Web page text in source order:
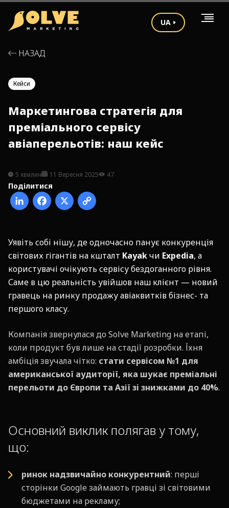
UA
НАЗАД
Кейси
Маркетингова стратегія для
преміального сервісу
авіаперельотів: наш кейс
5 хвилин 11 Вересня 2025 47
Поділитися
Уявіть собі нішу, де одночасно панує конкуренція
світових гігантів на кшталт Kayakчи Expedia, а
користувачі очікують сервісу бездоганного рівня.
Саме в цю реальність увійшов наш клієнт — новий
гравець на ринку продажу авіаквитків бізнес- та
першого класу.
Компанія звернулася до Solve Marketing на етапі,
коли продукт був лише на стадії розробки. Їхня
амбіція звучала чітко: стати сервісом №1 для
американської аудиторії, яка шукає преміальні
перельоти до Європи та Азії зі знижками до 40%.
Основний виклик полягав у тому,
що:
ринок надзвичайно конкурентний: перші
сторінки Google займають гравці зі світовими
бюджетами на рекламу;